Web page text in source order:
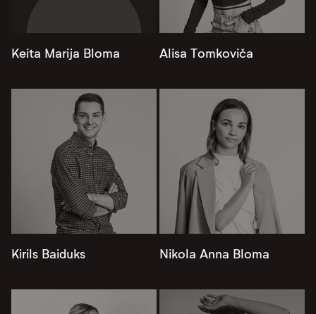
Keita Marija Bloma Alisa Tomkoviča
Kirils Baiduks Nikola Anna Bloma